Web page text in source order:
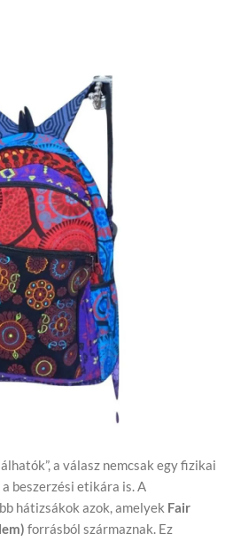
a válasz nemcsak egy fizikai
beszerzési etikára is. A
hátizsákok azok, amelyek Fair
forrásból származnak. Ez